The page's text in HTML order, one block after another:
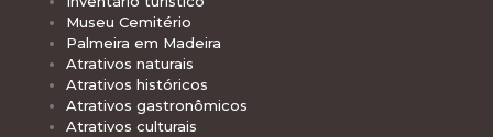
Museu Cemitério
Palmeira em Madeira
Atrativos naturais
Atrativos históricos
Atrativos gastronômicos
Atrativos culturais